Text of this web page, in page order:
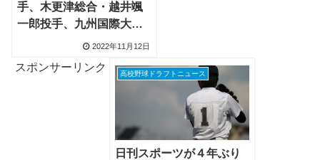
手、木更津総合・越井颯
一郎投手、九州国際大
付・香西一希投手などが
2022年11月12日
スポンサーリンク
高校野球ドラフトニュース
日刊スポーツが４年ぶり